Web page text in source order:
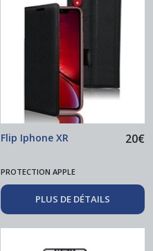
Flip Iphone XR 20€
PROTECTION APPLE
PLUS DE DÉTAILS